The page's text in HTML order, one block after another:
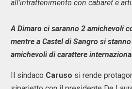
all'intrattenimento con cabaret e
A Dimaro ci saranno 2 amichevoli
mentre a Castel di Sangro si
amichevoli di carattere
Il sindaco Caruso si rende